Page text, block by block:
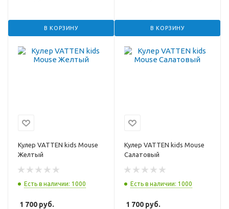
В КОРЗИНУ В КОРЗИНУ
Кулер VATTEN kids Mouse
Желтый
Есть в наличии: 1000
1 700 руб.
Кулер VATTEN kids Mouse
Салатовый
Есть в наличии: 1000
1 700 руб.